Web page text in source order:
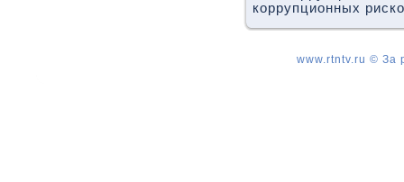
коррупционных
www.rtntv.ru © За